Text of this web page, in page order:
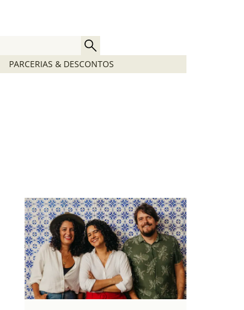
PARCERIAS & DESCONTOS